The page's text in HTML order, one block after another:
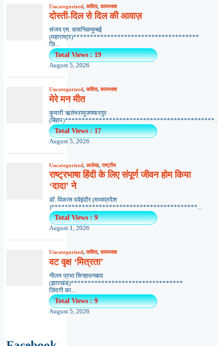
Uncategorized,कविता,काव्यभाषा
दोस्ती-दिल से दिल की आवाज़
संजय एम. वासनिकमुम्बई
(महाराष्ट्र)*************************************
ज़ि...
Total Views : 19
August 5, 2026
Uncategorized,कविता,काव्यभाषा
मेरे मन मीत
कुमारी ऋतंभरामुजफ्फरपुर
Total Views : 17
August 5, 2026
Uncategorized, आलेख,राष्ट्रीय
राष्ट्रभाषा हिंदी के लिए संपूर्ण जीवन होम किया
‘दादा’ ने
डॉ. विकास दवेइंदौर (मध्यप्रदेश
)*******************************************...
Total Views : 9
August 1, 2026
Uncategorized,कविता,काव्यभाषा
वट वृक्ष ‘मित्रता’
नीलम प्रभा सिन्हाधनबाद
(झारखंड)*********************************
ज़िंदगी का...
Total Views : 9
August 5, 2026